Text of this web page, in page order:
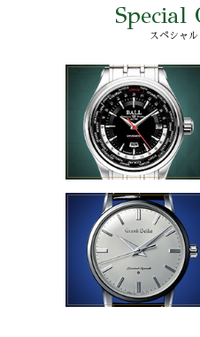
Special
スペシャ